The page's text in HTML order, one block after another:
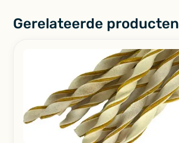
Gerelateerde producten